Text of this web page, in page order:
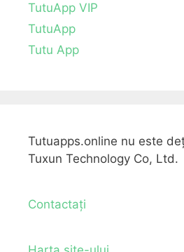
TutuApp VIP
TutuApp
Tutu App
Tutuapps.online nu este
Tuxun Technology Co, Ltd.
Contactați